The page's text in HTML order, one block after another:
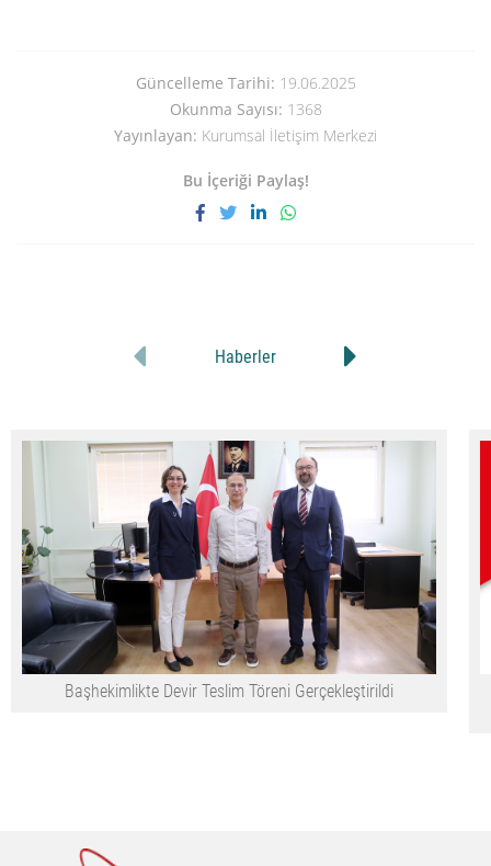
Güncelleme Tarihi: 19.06.2025
Okunma Sayısı: 1368
Yayınlayan: Kurumsal İletişim Merkezi
Bu İçeriği Paylaş!
Haberler
Başhekimlikte Devir Teslim Töreni Gerçekleştirildi